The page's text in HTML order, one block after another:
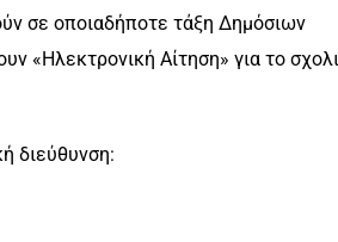
σε οποιαδήποτε τάξη Δημόσιων
«Ηλεκτρονική Αίτηση» για το
διεύθυνση: